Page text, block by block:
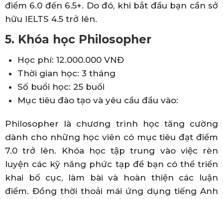
điểm 6.0 đến 6.5+. Do đó, khi bắt đầu bạn cần sở
hữu IELTS 4.5 trở lên.
5. Khóa học Philosopher
Học phí: 12.000.000 VNĐ
Thời gian học: 3 tháng
Số buổi học: 25 buổi
Mục tiêu đào tạo và yêu cầu đầu vào:
Philosopher là chương trình học tăng cường
dành cho những học viên có mục tiêu đạt điểm
7.0 trở lên. Khóa học tập trung vào việc rèn
luyện các kỹ năng phức tạp để bạn có thể triển
khai bố cục, làm bài và hoàn thiện các luận
điểm. Đồng thời thoải mái ứng dụng tiếng Anh